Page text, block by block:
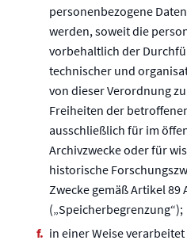
personenbezogene
werden, soweit die
vorbehaltlich der
technischer und
von dieser Verordnung
Freiheiten der
ausschließlich für im
Archivzwecke oder für
historische
Zwecke gemäß Artikel
(„Speicherbegrenzung“);
in einer Weise